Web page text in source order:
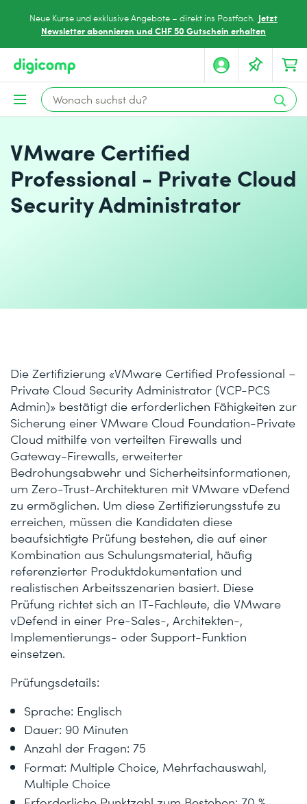
Neue Kurse und exklusive Angebote – direkt ins Postfach. Jetzt
Newsletter abonnieren und CHF 50 Gutschein erhalten
VMware Certified
Professional - Private Cloud
Security Administrator
Die Zertifizierung «VMware Certified Professional –
Private Cloud Security Administrator (VCP-PCS
Admin)» bestätigt die erforderlichen Fähigkeiten zur
Sicherung einer VMware Cloud Foundation-Private
Cloud mithilfe von verteilten Firewalls und
Gateway-Firewalls, erweiterter
Bedrohungsabwehr und Sicherheitsinformationen,
um Zero-Trust-Architekturen mit VMware vDefend
zu ermöglichen. Um diese Zertifizierungsstufe zu
erreichen, müssen die Kandidaten diese
beaufsichtigte Prüfung bestehen, die auf einer
Kombination aus Schulungsmaterial, häufig
referenzierter Produktdokumentation und
realistischen Arbeitsszenarien basiert. Diese
Prüfung richtet sich an IT-Fachleute, die VMware
vDefend in einer Pre-Sales-, Architekten-,
Implementierungs- oder Support-Funktion
einsetzen.
Prüfungsdetails:
Sprache: Englisch
Dauer: 90 Minuten
Anzahl der Fragen: 75
Format: Multiple Choice, Mehrfachauswahl,
Multiple Choice